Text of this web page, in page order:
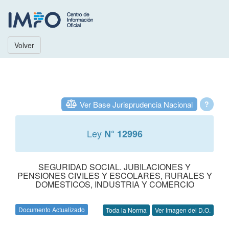
Volver
?
Ver Base Jurisprudencia Nacional
Ley N° 12996
SEGURIDAD SOCIAL. JUBILACIONES Y
PENSIONES CIVILES Y ESCOLARES, RURALES Y
DOMESTICOS, INDUSTRIA Y COMERCIO
Documento Actualizado Toda la Norma Ver Imagen del D.O.